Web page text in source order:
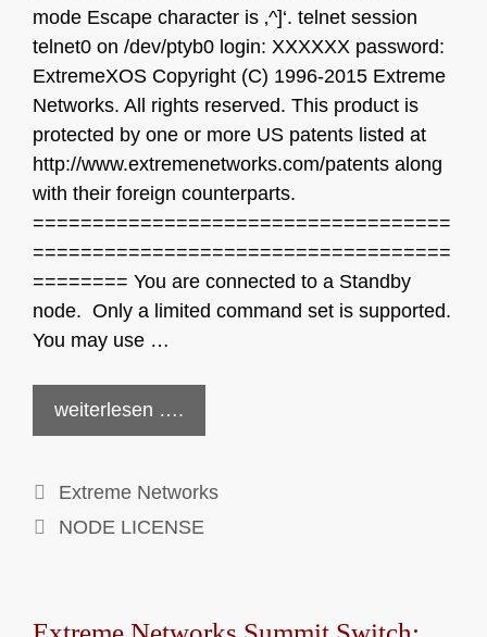
mode Escape character is ‚^]‘. telnet session
telnet0 on /dev/ptyb0 login: XXXXXX password:
ExtremeXOS Copyright (C) 1996-2015 Extreme
Networks. All rights reserved. This product is
protected by one or more US patents listed at
http://www.extremenetworks.com/patents along
with their foreign counterparts.
===================================
===================================
======== You are connected to a Standby
node. Only a limited command set is supported.
You may use …
weiterlesen ….
Kategorien
Extreme Networks
Schlagwörter
NODE LICENSE